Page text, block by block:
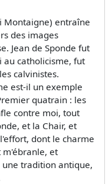
Montaigne) entraîne
des images
Jean de Sponde fut
au catholicisme, fut
calvinistes.
est-il un exemple
quatrain : les
contre moi, tout
et la Chair, et
dont le charme
m'ébranle, et
une tradition antique,